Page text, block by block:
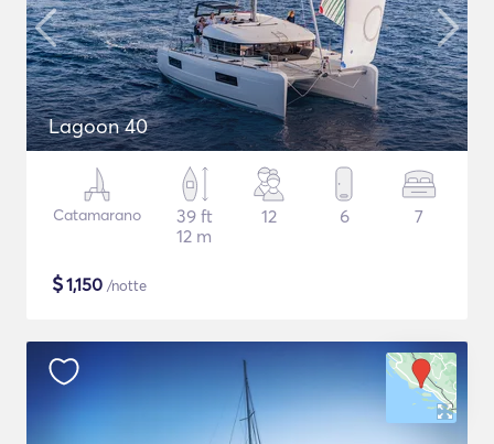
Lagoon 40
Catamarano
39 ft
12 m
12 6 7
$1,150 /notte